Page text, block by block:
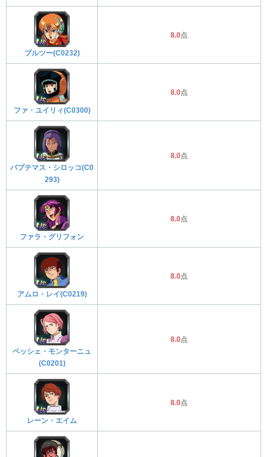
プルツー(C0232)
8.0点
ファ・ユイリィ(C0300)
8.0点
パプテマス・シロッコ(C0
293)
8.0点
ファラ・グリフォン
8.0点
アムロ・レイ(C0219)
8.0点
ペッシェ・モンターニュ
(C0201)
8.0点
レーン・エイム
8.0点